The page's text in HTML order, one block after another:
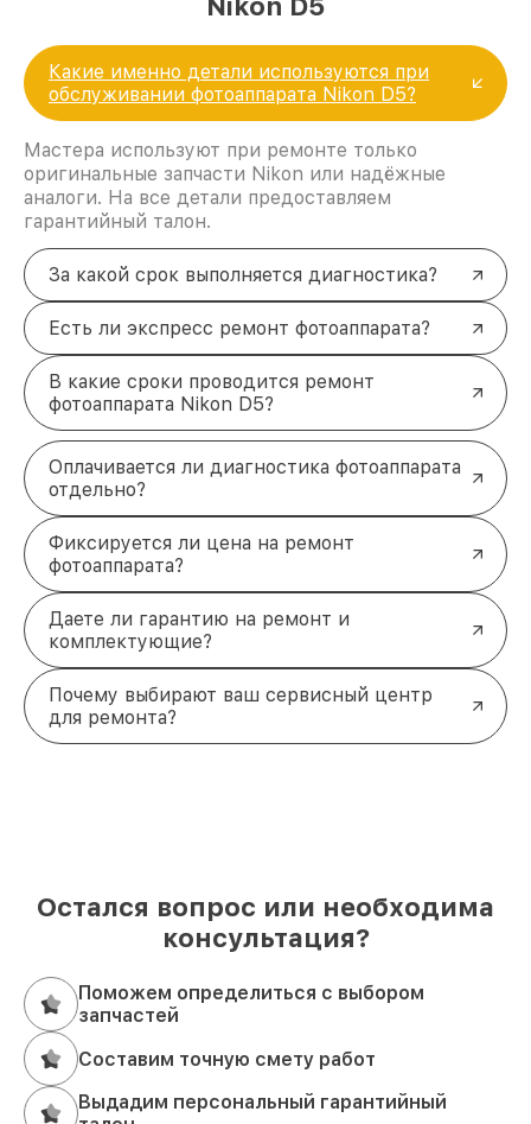
Какие именно детали используются при
обслуживании фотоаппарата Nikon D5?
Мастера используют при ремонте только
оригинальные запчасти Nikon или надёжные
аналоги. На все детали предоставляем
гарантийный талон.
За какой срок выполняется диагностика?
Есть ли экспресс ремонт фотоаппарата?
В какие сроки проводится ремонт
фотоаппарата Nikon D5?
Оплачивается ли диагностика фотоаппарата
отдельно?
Фиксируется ли цена на ремонт
фотоаппарата?
Даете ли гарантию на ремонт и
комплектующие?
Почему выбирают ваш сервисный центр
для ремонта?
Остался вопрос или необходима
консультация?
Поможем определиться с выбором
запчастей
Составим точную смету работ
Выдадим персональный гарантийный